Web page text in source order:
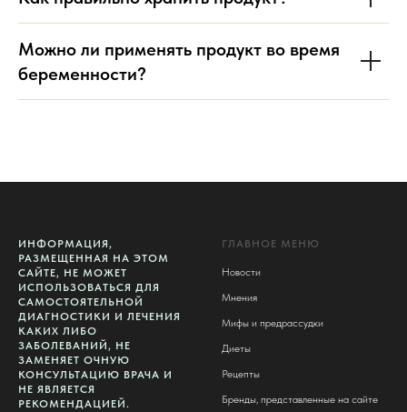
Можно ли применять продукт во время
беременности?
ИНФОРМАЦИЯ,
РАЗМЕЩЕННАЯ НА ЭТОМ
САЙТЕ, НЕ МОЖЕТ
ИСПОЛЬЗОВАТЬСЯ ДЛЯ
САМОСТОЯТЕЛЬНОЙ
ДИАГНОСТИКИ И ЛЕЧЕНИЯ
КАКИХ ЛИБО
ЗАБОЛЕВАНИЙ, НЕ
ЗАМЕНЯЕТ ОЧНУЮ
КОНСУЛЬТАЦИЮ ВРАЧА И
НЕ ЯВЛЯЕТСЯ
РЕКОМЕНДАЦИЕЙ.
ГЛАВНОЕ МЕНЮ
Новости
Мнения
Мифы и предрассудки
Диеты
Рецепты
Бренды, представленные на сайте